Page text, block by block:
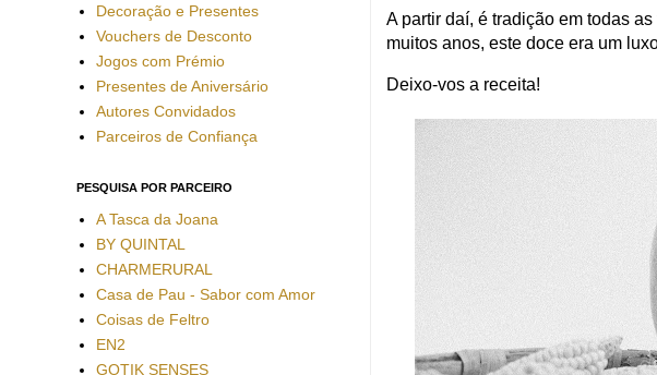
A partir daí, é tradição em todas
muitos anos, este doce era um
Deixo-vos a receita!
Decoração e Presentes
Vouchers de Desconto
Jogos com Prémio
Presentes de Aniversário
Autores Convidados
Parceiros de Confiança
PESQUISA POR PARCEIRO
A Tasca da Joana
BY QUINTAL
CHARMERURAL
Casa de Pau - Sabor com Amor
Coisas de Feltro
EN2
GOTIK SENSES